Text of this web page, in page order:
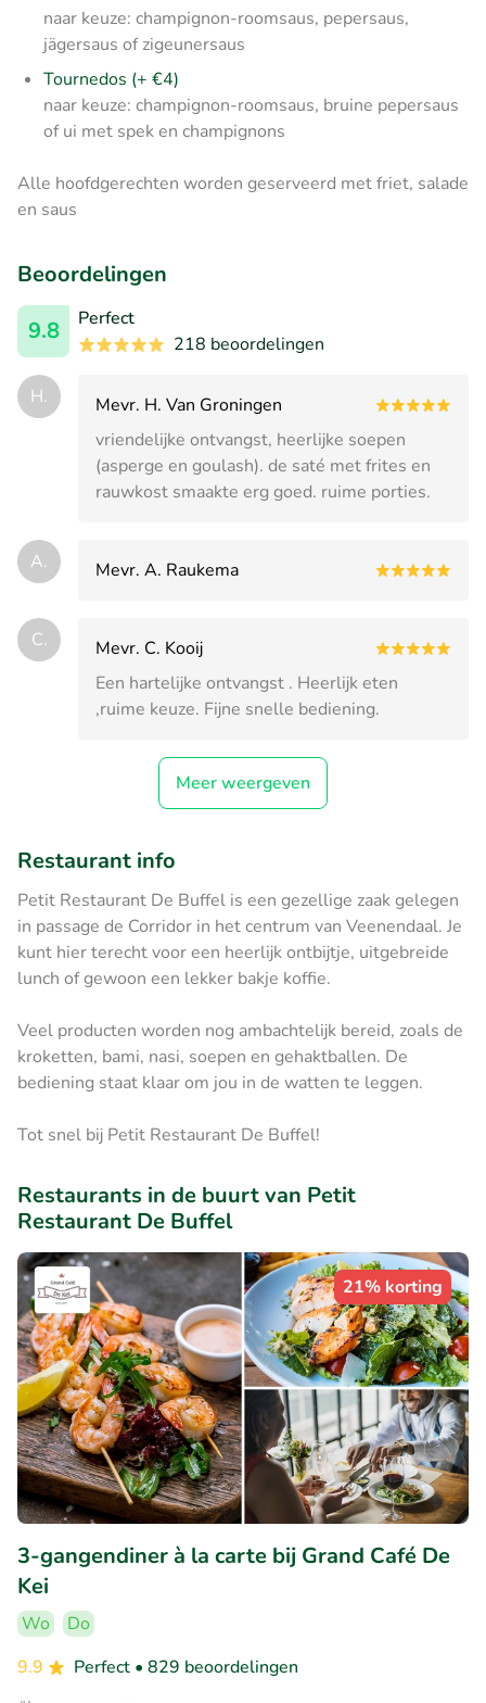
naar keuze: champignon-roomsaus, pepersaus,
jägersaus of zigeunersaus
Tournedos (+ €4)
naar keuze: champignon-roomsaus, bruine pepersaus
of ui met spek en champignons
Alle hoofdgerechten worden geserveerd met friet, salade
en saus
Beoordelingen
9.8
Perfect
218 beoordelingen
H.
Mevr. H. Van Groningen
vriendelijke ontvangst, heerlijke soepen
(asperge en goulash). de saté met frites en
rauwkost smaakte erg goed. ruime porties.
A. Mevr. A. Raukema
C.
Mevr. C. Kooij
Een hartelijke ontvangst . Heerlijk eten
,ruime keuze. Fijne snelle bediening.
Meer weergeven
Restaurant info
Petit Restaurant De Buffel is een gezellige zaak gelegen
in passage de Corridor in het centrum van Veenendaal. Je
kunt hier terecht voor een heerlijk ontbijtje, uitgebreide
lunch of gewoon een lekker bakje koffie.
Veel producten worden nog ambachtelijk bereid, zoals de
kroketten, bami, nasi, soepen en gehaktballen. De
bediening staat klaar om jou in de watten te leggen.
Tot snel bij Petit Restaurant De Buffel!
Restaurants in de buurt van Petit
Restaurant De Buffel
21% korting
3-gangendiner à la carte bij Grand Café De
Kei
Wo
Do
9.9
Perfect • 829 beoordelingen